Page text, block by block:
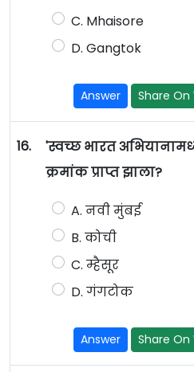
C. Mhaisore
D. Gangtok
Answer Share
16.
'स्वच्छ भारत
क्रमांक प्राप्त झाला?
A. नवी मुंबई
B. कोची
C. म्हैसूर
D. गंगटोक
Answer Share